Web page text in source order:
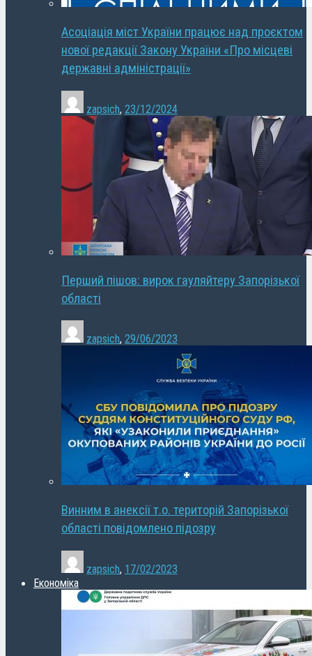
Асоціація міст України працює над проєктом
нової редакції Закону України «Про місцеві
державні адміністрації»
zapsich, 23/12/2024
Перший пішов: вирок гауляйтеру Запорізької
області
zapsich, 29/06/2023
Винним в анексії т.о. територій Запорізької
області повідомлено підозру
zapsich, 17/02/2023
Економіка